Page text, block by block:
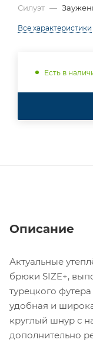
Силуэт —
Все характеристики
Есть в
Описание
Актуальные
брюки SIZE+,
турецкого
удобная и
круглый шнур с
дополнительно